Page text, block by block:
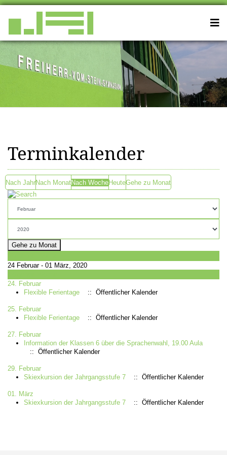
Terminkalender
Nach JahrNach MonatNach WocheHeuteGehe zu Monat
Gehe zu Monat
24 Februar - 01 März, 2020
24. Februar
Flexible Ferientage
:: Öffentlicher Kalender
25. Februar
Flexible Ferientage
:: Öffentlicher Kalender
27. Februar
Information der Klassen 6 über die Sprachenwahl, 19.00 Aula
:: Öffentlicher Kalender
29. Februar
Skiexkursion der Jahrgangsstufe 7
:: Öffentlicher Kalender
01. März
Skiexkursion der Jahrgangsstufe 7
:: Öffentlicher Kalender